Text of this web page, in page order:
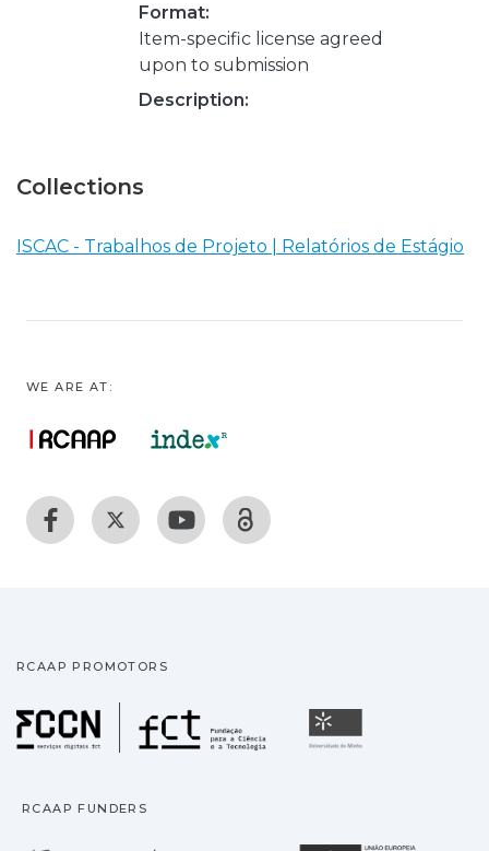
Format:
Item-specific license agreed
upon to submission
Description:
Collections
ISCAC - Trabalhos de Projeto | Relatórios de Estágio
WE ARE AT:
RCAAP PROMOTORS
Fundação para a
RCAAP FUNDERS